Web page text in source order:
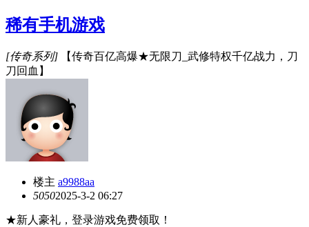
稀有手机游戏
[传奇系列] 【传奇百亿高爆★无限刀_武修特权千亿战力，刀
刀回血】
楼主 a9988aa
50502025-3-2 06:27
★新人豪礼，登录游戏免费领取！